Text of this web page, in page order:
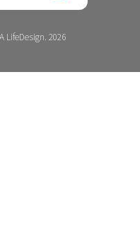
LifeDesign. 2026